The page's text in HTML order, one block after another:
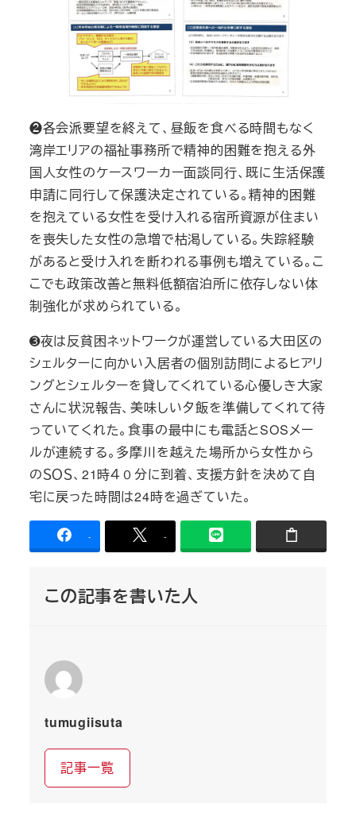
❷各会派要望を終えて、昼飯を食べる時間もなく
湾岸エリアの福祉事務所で精神的困難を抱える外
国人女性のケースワーカー面談同行、既に生活保護
申請に同行して保護決定されている。精神的困難
を抱えている女性を受け入れる宿所資源が住まい
を喪失した女性の急増で枯渇している。失踪経験
があると受け入れを断われる事例も増えている。こ
こでも政策改善と無料低額宿泊所に依存しない体
制強化が求められている。
➌夜は反貧困ネットワークが運営している大田区の
シェルターに向かい入居者の個別訪問によるヒアリ
ングとシェルターを貸してくれている心優しき大家
さんに状況報告、美味しい夕飯を準備してくれて待
っていてくれた。食事の最中にも電話とSOSメー
ルが連続する。多摩川を越えた場所から女性から
のＳＯＳ、21時４０分に到着、支援方針を決めて自
宅に戻った時間は24時を過ぎていた。
- -
この記事を書いた人
tumugiisuta
記事一覧